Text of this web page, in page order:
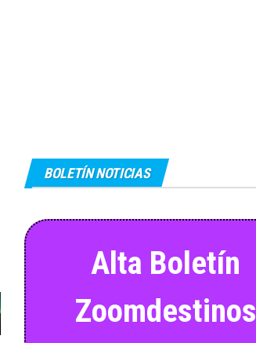
BOLETÍN NOTICIAS
Alta Boletín
Zoomdestinos